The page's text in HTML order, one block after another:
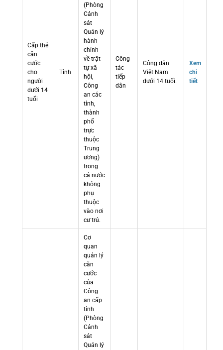
Cấp thẻ
căn
cước
cho
người
dưới 14
tuổi
Tỉnh
(Phòng
Cảnh
sát
Quản lý
hành
chính
về trật
tự xã
hội,
Công
an các
tỉnh,
thành
phố
trực
thuộc
Trung
ương)
trong
cả nước
không
phụ
thuộc
vào nơi
cư trú.
Công
tác
tiếp
dân
Công dân
Việt Nam
dưới 14 tuổi.
Xem
chi
tiết
Cơ
quan
quản lý
căn
cước
của
Công
an cấp
tỉnh
(Phòng
Cảnh
sát
Quản lý